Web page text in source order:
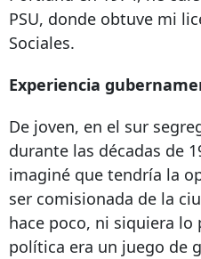
PSU, donde obtuve mi
Sociales.
Experiencia
De joven, en el sur
durante las décadas de
imaginé que tendría la
ser comisionada de la
hace poco, ni siquiera lo
política era un juego de